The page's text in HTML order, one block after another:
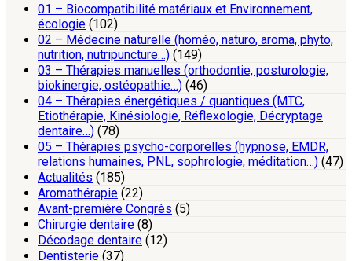
01 – Biocompatibilité matériaux et Environnement,
écologie (102)
02 – Médecine naturelle (homéo, naturo, aroma, phyto,
nutrition, nutripuncture…) (149)
03 – Thérapies manuelles (orthodontie, posturologie,
biokinergie, ostéopathie…) (46)
04 – Thérapies énergétiques / quantiques (MTC,
Etiothérapie, Kinésiologie, Réflexologie, Décryptage
dentaire…) (78)
05 – Thérapies psycho-corporelles (hypnose, EMDR,
relations humaines, PNL, sophrologie, méditation…) (47)
Actualités (185)
Aromathérapie (22)
Avant-première Congrès (5)
Chirurgie dentaire (8)
Décodage dentaire (12)
Dentisterie (37)